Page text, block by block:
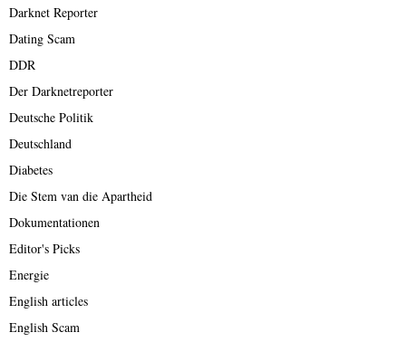
Darknet Reporter
Dating Scam
DDR
Der Darknetreporter
Deutsche Politik
Deutschland
Diabetes
Die Stem van die Apartheid
Dokumentationen
Editor's Picks
Energie
English articles
English Scam